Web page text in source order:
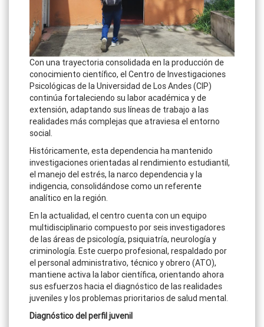
Con una trayectoria consolidada en la producción de
conocimiento científico, el Centro de Investigaciones
Psicológicas de la Universidad de Los Andes (CIP)
continúa fortaleciendo su labor académica y de
extensión, adaptando sus líneas de trabajo a las
realidades más complejas que atraviesa el entorno
social.
Históricamente, esta dependencia ha mantenido
investigaciones orientadas al rendimiento estudiantil,
el manejo del estrés, la narco dependencia y la
indigencia, consolidándose como un referente
analítico en la región.
En la actualidad, el centro cuenta con un equipo
multidisciplinario compuesto por seis investigadores
de las áreas de psicología, psiquiatría, neurología y
criminología. Este cuerpo profesional, respaldado por
el personal administrativo, técnico y obrero (ATO),
mantiene activa la labor científica, orientando ahora
sus esfuerzos hacia el diagnóstico de las realidades
juveniles y los problemas prioritarios de salud mental.
Diagnóstico del perfil juvenil